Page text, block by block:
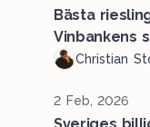
Bästa
Vinbankens
Christian
2 Feb, 2026